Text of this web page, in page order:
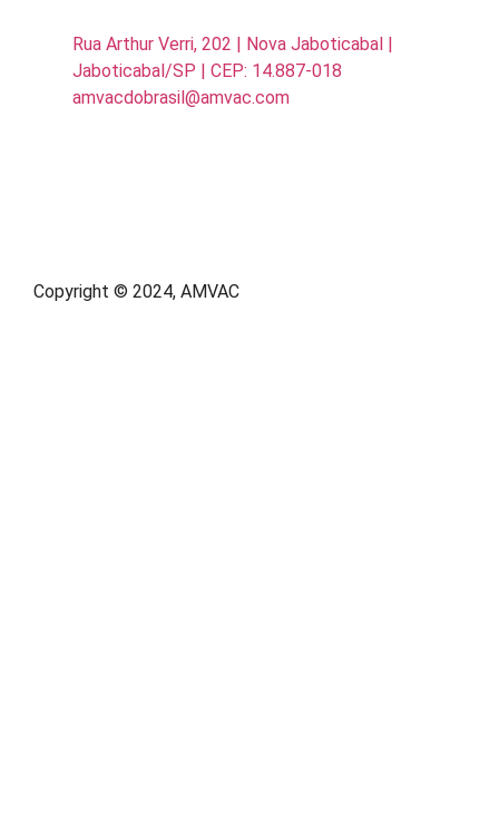
Rua Arthur Verri, 202 | Nova Jaboticabal |
Jaboticabal/SP | CEP: 14.887-018
amvacdobrasil@amvac.com
Copyright © 2024, AMVAC